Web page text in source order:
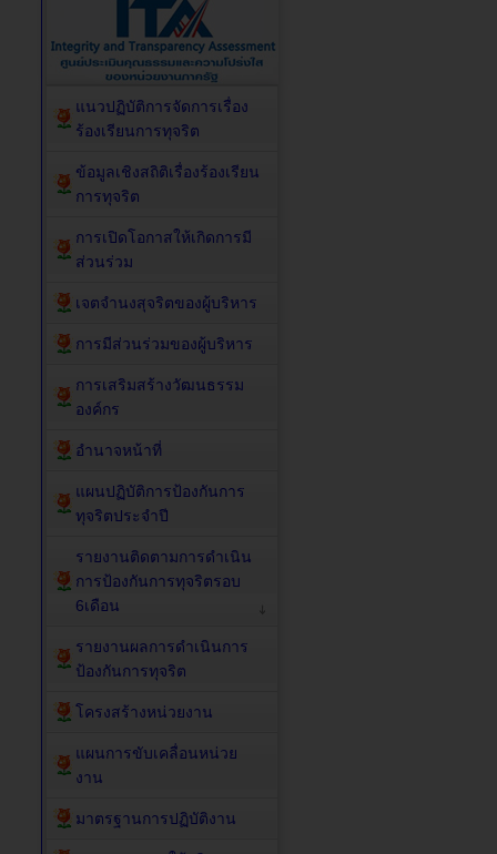
แนวปฏิบัติการจัดการเรื่อง
ร้องเรียนการทุจริต
ข้อมูลเชิงสถิติเรื่องร้องเรียน
การทุจริต
การเปิดโอกาสให้เกิดการมี
ส่วนร่วม
เจตจำนงสุจริตของผู้บริหาร
การมีส่วนร่วมของผู้บริหาร
การเสริมสร้างวัฒนธรรม
องค์กร
อำนาจหน้าที่
แผนปฏิบัติการป้องกันการ
ทุจริตประจำปี
รายงานติดตามการดำเนิน
การป้องกันการทุจริตรอบ
6เดือน
รายงานผลการดำเนินการ
ป้องกันการทุจริต
โครงสร้างหน่วยงาน
แผนการขับเคลื่อนหน่วย
งาน
มาตรฐานการปฏิบัติงาน